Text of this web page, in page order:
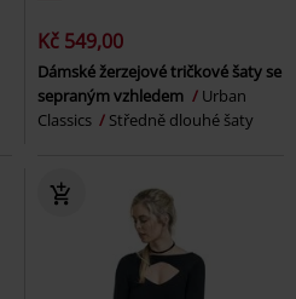
Kč 549,00
Dámské žerzejové tričkové šaty se
sepraným vzhledem
Urban
Classics
Středně dlouhé šaty